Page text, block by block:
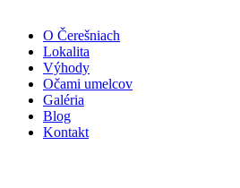
O Čerešniach
Lokalita
Výhody
Očami umelcov
Galéria
Blog
Kontakt